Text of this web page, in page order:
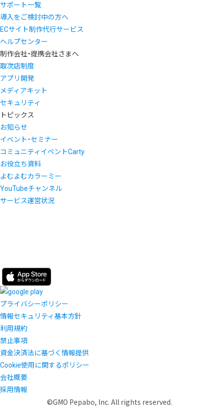
サポート一覧
導入をご検討中の方へ
ECサイト制作代行サービス
ヘルプセンター
制作会社・提携会社さまへ
取次店制度
アプリ開発
メディアキット
セキュリティ
トピックス
お知らせ
イベント・セミナー
コミュニティイベントCarty
お役立ち資料
よむよむカラーミー
YouTubeチャンネル
サービス運営状況
プライバシーポリシー
情報セキュリティ基本方針
利用規約
禁止事項
資金決済法に基づく情報提供
Cookie使用に関するポリシー
会社概要
採用情報
©GMO Pepabo, Inc. All rights reserved.